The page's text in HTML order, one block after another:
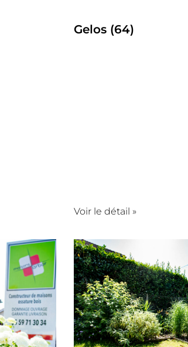
Gelos (64)
Voir le détail »